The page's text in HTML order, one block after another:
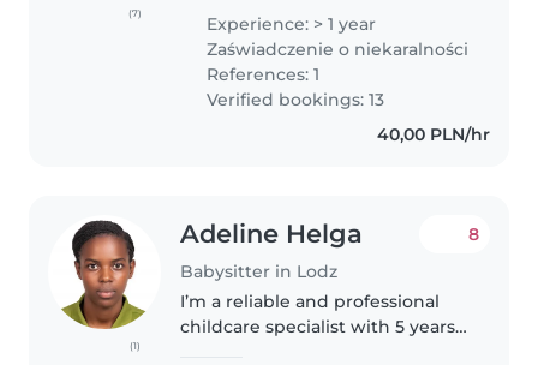
(7)
spędzać czas z dzieciakami! 🥰
Opieka nad najmłodszymi to nie
tylko moje przyszłe zajęcie,..
Experience: > 1 year
Zaświadczenie o niekaralności
References: 1
Verified bookings: 13
40,00 PLN/hr
(1)
Adeline Helga
Babysitter in Lodz
8
I’m a reliable and professional
childcare specialist with 5 years’